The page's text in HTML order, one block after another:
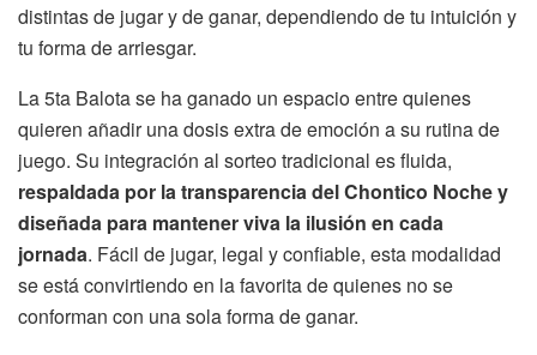
distintas de jugar y de ganar, dependiendo de tu intuición y
tu forma de arriesgar.
La 5ta Balota se ha ganado un espacio entre quienes
quieren añadir una dosis extra de emoción a su rutina de
juego. Su integración al sorteo tradicional es fluida,
respaldada por la transparencia del Chontico Noche y
diseñada para mantener viva la ilusión en cada
jornada. Fácil de jugar, legal y confiable, esta modalidad
se está convirtiendo en la favorita de quienes no se
conforman con una sola forma de ganar.